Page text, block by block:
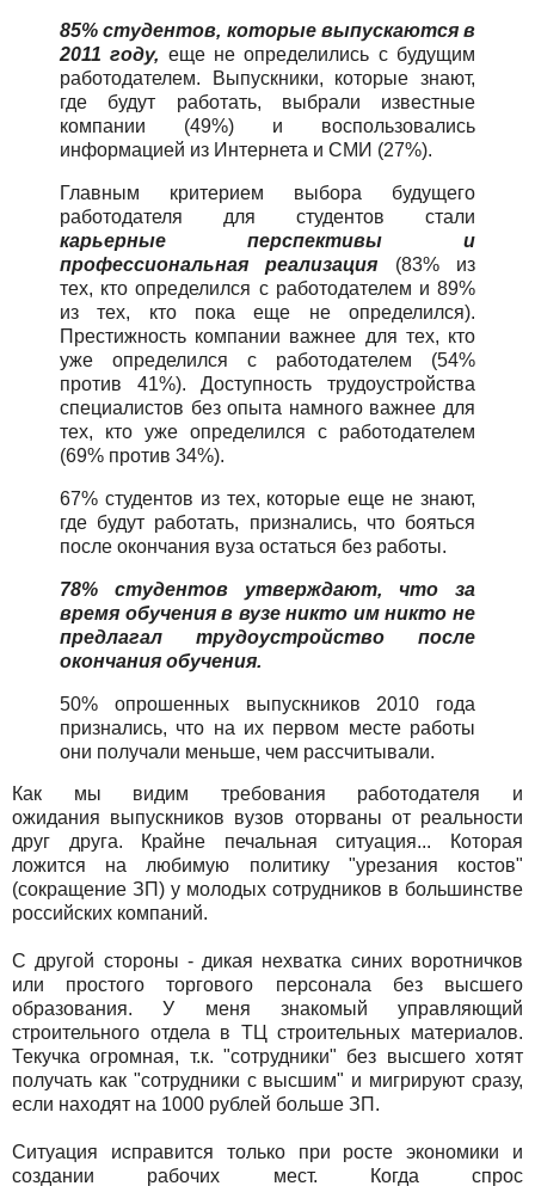
85% студентов, которые выпускаются в
2011 году, еще не определились с будущим
работодателем. Выпускники, которые знают,
где будут работать, выбрали известные
компании (49%) и воспользовались
информацией из Интернета и СМИ (27%).
Главным критерием выбора будущего
работодателя для студентов стали
карьерные перспективы и
профессиональная реализация (83% из
тех, кто определился с работодателем и 89%
из тех, кто пока еще не определился).
Престижность компании важнее для тех, кто
уже определился с работодателем (54%
против 41%). Доступность трудоустройства
специалистов без опыта намного важнее для
тех, кто уже определился с работодателем
(69% против 34%).
67% студентов из тех, которые еще не знают,
где будут работать, признались, что бояться
после окончания вуза остаться без работы.
78% студентов утверждают, что за
время обучения в вузе никто им никто не
предлагал трудоустройство после
окончания обучения.
50% опрошенных выпускников 2010 года
признались, что на их первом месте работы
они получали меньше, чем рассчитывали.
Как мы видим требования работодателя и
ожидания выпускников вузов оторваны от реальности
друг друга. Крайне печальная ситуация... Которая
ложится на любимую политику "урезания костов"
(сокращение ЗП) у молодых сотрудников в большинстве
российских компаний.
С другой стороны - дикая нехватка синих воротничков
или простого торгового персонала без высшего
образования. У меня знакомый управляющий
строительного отдела в ТЦ строительных материалов.
Текучка огромная, т.к. "сотрудники" без высшего хотят
получать как "сотрудники с высшим" и мигрируют сразу,
если находят на 1000 рублей больше ЗП.
Ситуация исправится только при росте экономики и
создании рабочих мест. Когда спрос